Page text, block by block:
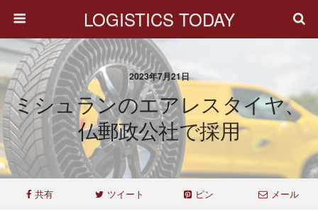
LOGISTICS TODAY
2023年7月21日
ミシュランのエアレスタイヤ、
仏郵政公社で採用
共有 ツイート ピン メール